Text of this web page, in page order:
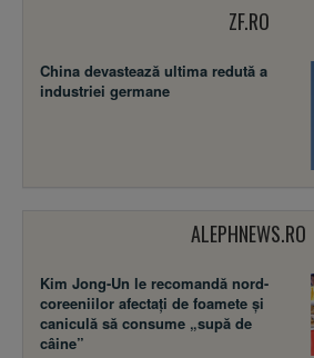
ZF.RO
China devastează ultima redută a
industriei germane
ALEPHNEWS.RO
Kim Jong-Un le recomandă nord-
coreeniilor afectați de foamete și
caniculă să consume „supă de
câine”